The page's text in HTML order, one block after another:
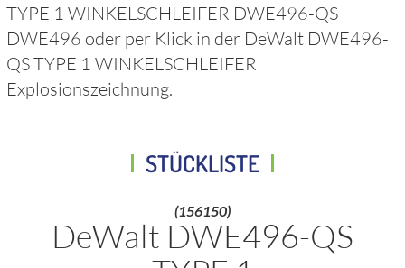
TYPE 1 WINKELSCHLEIFER DWE496-QS
DWE496 oder per Klick in der DeWalt DWE496-
QS TYPE 1 WINKELSCHLEIFER
Explosionszeichnung.
STÜCKLISTE
(156150)
DeWalt DWE496-QS